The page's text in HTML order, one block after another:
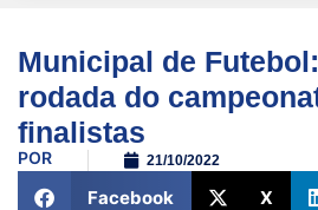
Municipal de
rodada do
finalistas
POR 21/10/2022
Facebook X